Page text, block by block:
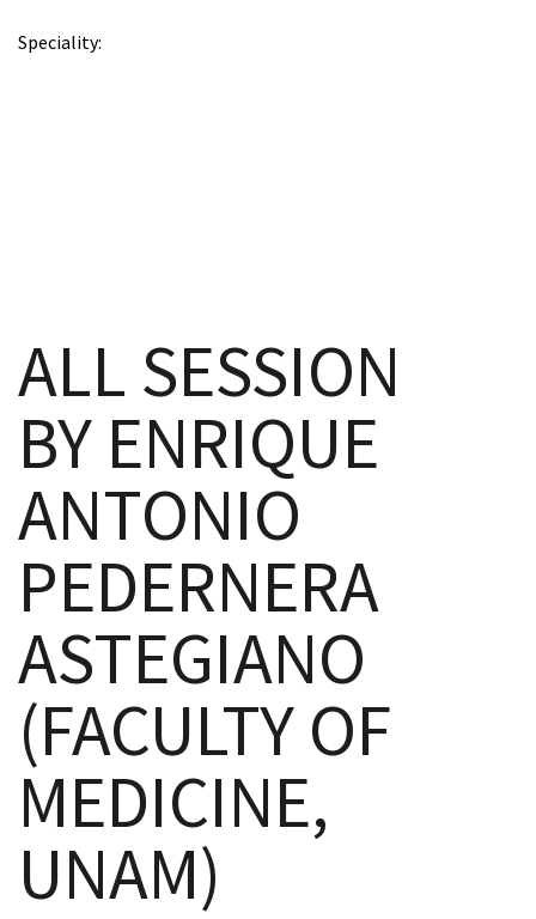
Speciality
ALL SESSION
BY ENRIQUE
ANTONIO
PEDERNERA
ASTEGIANO
(FACULTY OF
MEDICINE,
UNAM)